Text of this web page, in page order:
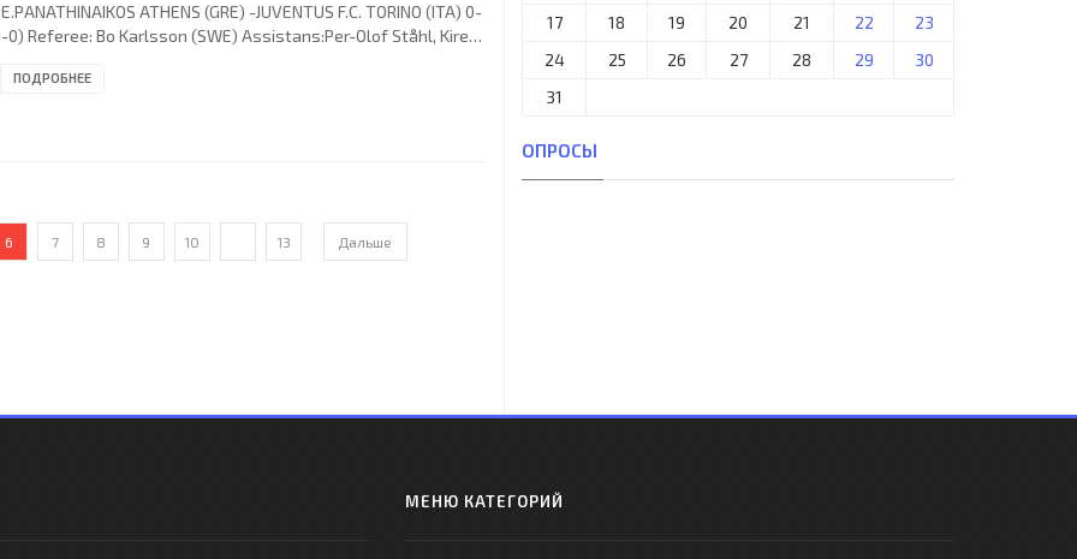
ATHENS (GRE) -JUVENTUS F.C. TORINO (ITA) 0-
0) Referee: Bo Karlsson (SWE) Assistans:Per-Olof Ståhl, Kire
Ivan “Ivica” Osim): Józef Wandzik, Stratos Apostolakis,
ПОДРОБНЕЕ
6 7 8 9 10 13 Дальше
17
18 19 20 21 22
23
24
25 26 27 28 29
30
31
ОПРОСЫ
МЕНЮ КАТЕГОРИЙ